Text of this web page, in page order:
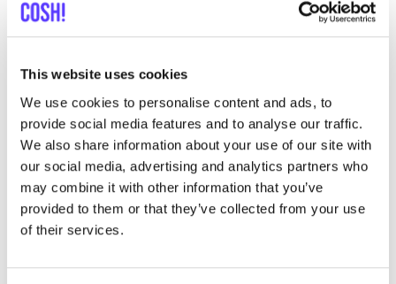
This website uses cookies
We use cookies to personalise content and ads, to
provide social media features and to analyse our traffic.
We also share information about your use of our site with
our social media, advertising and analytics partners who
may combine it with other information that you’ve
provided to them or that they’ve collected from your use
of their services.
Bezoek website